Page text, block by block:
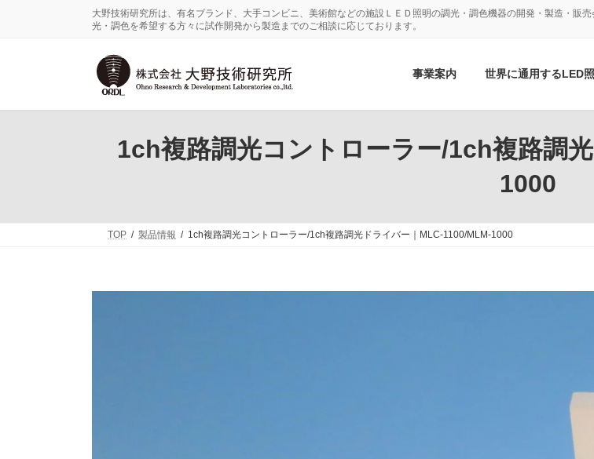
大野技術研究所は、有名ブランド、大手コンビニ、美術館などの施設ＬＥＤ照明の調光・調色機器の開発・製造・販
光・調色を希望する方々に試作開発から製造までのご相談に応じております。
事業案内 世界に通用するLED
1ch複路調光コントローラー/1ch複路調
1000
TOP 製品情報 1ch複路調光コントローラー/1ch複路調光ドライバー｜MLC-1100/MLM-1000